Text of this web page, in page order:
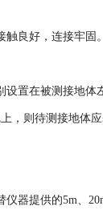
良好，连接牢固。
置在被测接地体
，则待测接地体
提供的5m、